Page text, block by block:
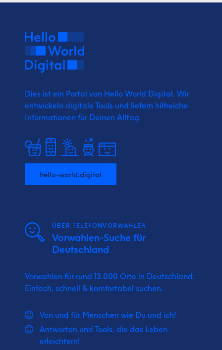
Dies ist ein Portal von Hello World Digital. Wir
entwickeln digitale Tools und liefern hilfreiche
Informationen für Deinen Alltag.
hello-world.digital
ÜBER TELEFONVORWAHLEN
Vorwahlen-Suche für
Deutschland
Vorwahlen für rund 13.000 Orte in Deutschland:
Einfach, schnell & komfortabel suchen.
Von und für Menschen wie Du und ich!
Antworten und Tools, die das Leben
erleichtern!